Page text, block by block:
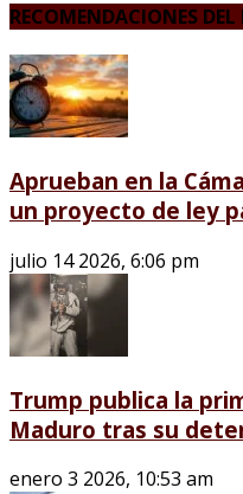
RECOMENDACIONES DEL
Aprueban en la
un proyecto de ley
julio 14 2026, 6:06 pm
Trump publica la
Maduro tras su
enero 3 2026, 10:53 am